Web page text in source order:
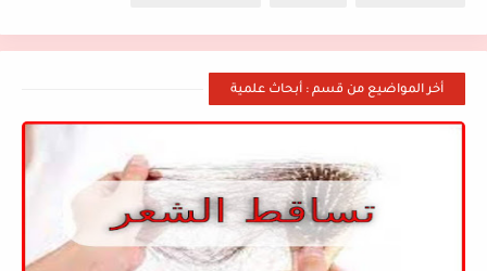
أخر المواضيع من قسم : أبحاث علمية